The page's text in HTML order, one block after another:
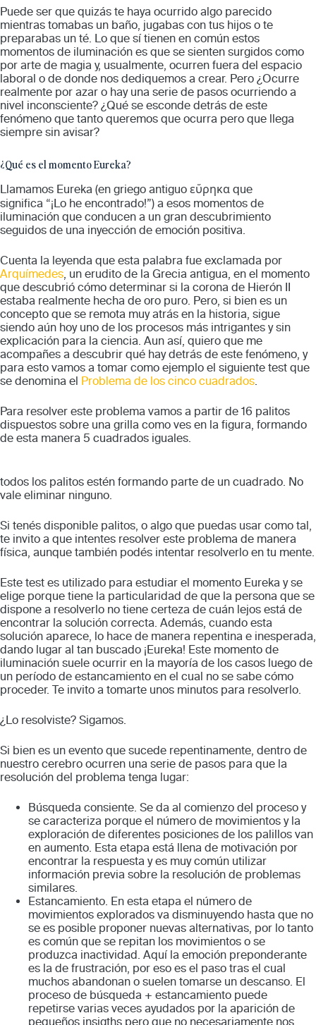
Puede ser que quizás te haya ocurrido algo parecido
mientras tomabas un baño, jugabas con tus hijos o te
preparabas un té. Lo que sí tienen en común estos
momentos de iluminación es que se sienten surgidos como
por arte de magia y, usualmente, ocurren fuera del espacio
laboral o de donde nos dediquemos a crear. Pero ¿Ocurre
realmente por azar o hay una serie de pasos ocurriendo a
nivel inconsciente? ¿Qué se esconde detrás de este
fenómeno que tanto queremos que ocurra pero que llega
siempre sin avisar?
¿Qué es el momento Eureka?
Llamamos Eureka (en griego antiguo εὕρηκα que
significa “¡Lo he encontrado!”) a esos momentos de
iluminación que conducen a un gran descubrimiento
seguidos de una inyección de emoción positiva.
Cuenta la leyenda que esta palabra fue exclamada por
Arquímedes, un erudito de la Grecia antigua, en el momento
que descubrió cómo determinar si la corona de Hierón II
estaba realmente hecha de oro puro. Pero, si bien es un
concepto que se remota muy atrás en la historia, sigue
siendo aún hoy uno de los procesos más intrigantes y sin
explicación para la ciencia. Aun así, quiero que me
acompañes a descubrir qué hay detrás de este fenómeno, y
para esto vamos a tomar como ejemplo el siguiente test que
se denomina el Problema de los cinco cuadrados.
Para resolver este problema vamos a partir de 16 palitos
dispuestos sobre una grilla como ves en la figura, formando
de esta manera 5 cuadrados iguales.
todos los palitos estén formando parte de un cuadrado. No
vale eliminar ninguno.
Si tenés disponible palitos, o algo que puedas usar como tal,
te invito a que intentes resolver este problema de manera
física, aunque también podés intentar resolverlo en tu mente.
Este test es utilizado para estudiar el momento Eureka y se
elige porque tiene la particularidad de que la persona que se
dispone a resolverlo no tiene certeza de cuán lejos está de
encontrar la solución correcta. Además, cuando esta
solución aparece, lo hace de manera repentina e inesperada,
dando lugar al tan buscado ¡Eureka! Este momento de
iluminación suele ocurrir en la mayoría de los casos luego de
un período de estancamiento en el cual no se sabe cómo
proceder. Te invito a tomarte unos minutos para resolverlo.
¿Lo resolviste? Sigamos.
Si bien es un evento que sucede repentinamente, dentro de
nuestro cerebro ocurren una serie de pasos para que la
resolución del problema tenga lugar:
Búsqueda consiente. Se da al comienzo del proceso y
se caracteriza porque el número de movimientos y la
exploración de diferentes posiciones de los palillos van
en aumento. Esta etapa está llena de motivación por
encontrar la respuesta y es muy común utilizar
información previa sobre la resolución de problemas
similares.
Estancamiento. En esta etapa el número de
movimientos explorados va disminuyendo hasta que no
se es posible proponer nuevas alternativas, por lo tanto
es común que se repitan los movimientos o se
produzca inactividad. Aquí la emoción preponderante
es la de frustración, por eso es el paso tras el cual
muchos abandonan o suelen tomarse un descanso. El
proceso de búsqueda + estancamiento puede
repetirse varias veces ayudados por la aparición de
pequeños insigths pero que no necesariamente nos